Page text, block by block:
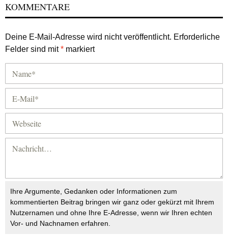
KOMMENTARE
Deine E-Mail-Adresse wird nicht veröffentlicht. Erforderliche
Felder sind mit* markiert
Ihre Argumente, Gedanken oder Informationen zum
kommentierten Beitrag bringen wir ganz oder gekürzt mit Ihrem
Nutzernamen und ohne Ihre E-Adresse, wenn wir Ihren echten
Vor- und Nachnamen erfahren.